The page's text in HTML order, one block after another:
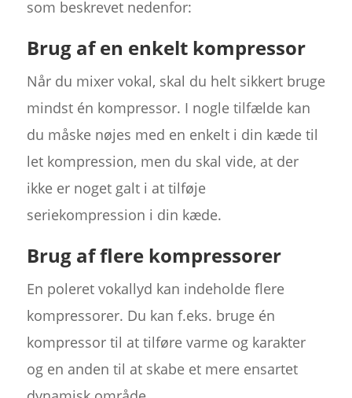
som beskrevet nedenfor:
Brug af en enkelt kompressor
Når du mixer vokal, skal du helt sikkert bruge
mindst én kompressor. I nogle tilfælde kan
du måske nøjes med en enkelt i din kæde til
let kompression, men du skal vide, at der
ikke er noget galt i at tilføje
seriekompression i din kæde.
Brug af flere kompressorer
En poleret vokallyd kan indeholde flere
kompressorer. Du kan f.eks. bruge én
kompressor til at tilføre varme og karakter
og en anden til at skabe et mere ensartet